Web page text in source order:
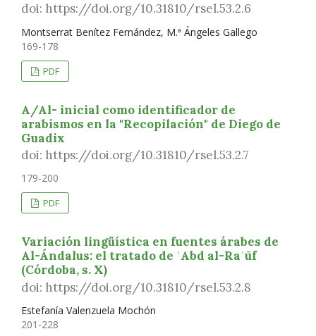
doi: https://doi.org/10.31810/rsel.53.2.6
Montserrat Benítez Fernández, M.ª Ángeles Gallego
169-178
PDF
A/Al- inicial como identificador de
arabismos en la "Recopilación" de Diego de
Guadix
doi: https://doi.org/10.31810/rsel.53.2.7
179-200
PDF
Variación lingüística en fuentes árabes de
Al-Ándalus: el tratado de ʿAbd al-Raʾūf
(Córdoba, s. X)
doi: https://doi.org/10.31810/rsel.53.2.8
Estefanía Valenzuela Mochón
201-228